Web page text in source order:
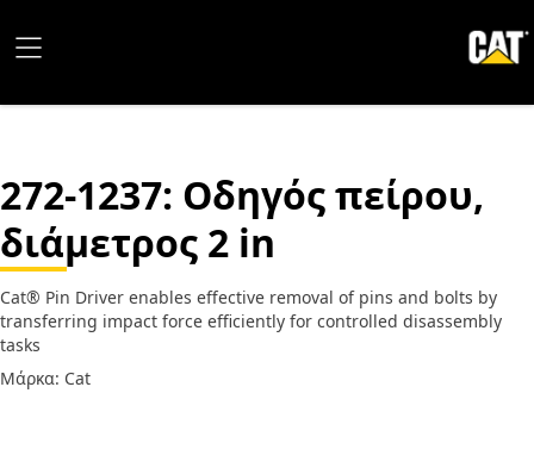
272-1237: Οδηγός πείρου,
διάμετρος 2 in
Cat® Pin Driver enables effective removal of pins and bolts by
transferring impact force efficiently for controlled disassembly
tasks
Μάρκα: Cat